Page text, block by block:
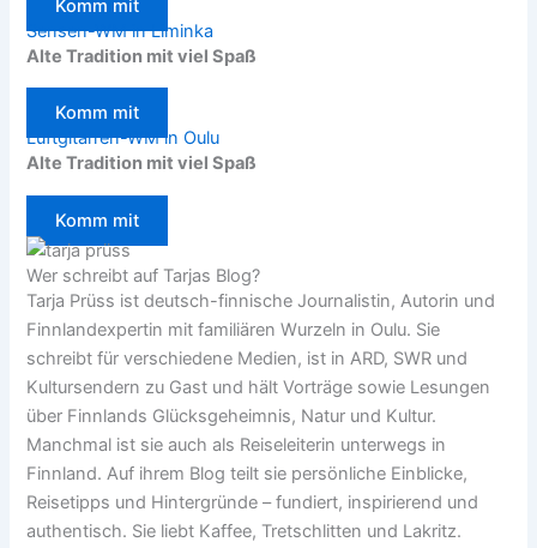
Komm mit
Sensen-WM in Liminka
Alte Tradition mit viel Spaß
Komm mit
Luftgitarren-WM in Oulu
Alte Tradition mit viel Spaß
Komm mit
Wer schreibt auf Tarjas Blog?
Tarja Prüss ist deutsch-finnische Journalistin, Autorin und
Finnlandexpertin mit familiären Wurzeln in Oulu. Sie
schreibt für verschiedene Medien, ist in ARD, SWR und
Kultursendern zu Gast und hält Vorträge sowie Lesungen
über Finnlands Glücksgeheimnis, Natur und Kultur.
Manchmal ist sie auch als Reiseleiterin unterwegs in
Finnland. Auf ihrem Blog teilt sie persönliche Einblicke,
Reisetipps und Hintergründe – fundiert, inspirierend und
authentisch. Sie liebt Kaffee, Tretschlitten und Lakritz.